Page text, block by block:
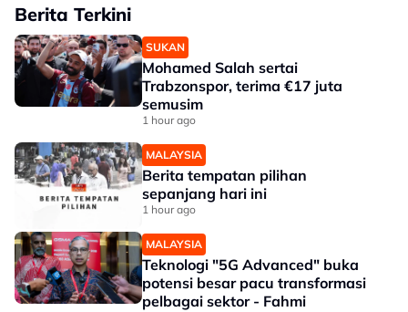
Berita Terkini
SUKAN
Mohamed Salah sertai
Trabzonspor, terima €17 juta
semusim
1 hour ago
MALAYSIA
Berita tempatan pilihan
sepanjang hari ini
1 hour ago
MALAYSIA
Teknologi "5G Advanced" buka
potensi besar pacu transformasi
pelbagai sektor - Fahmi